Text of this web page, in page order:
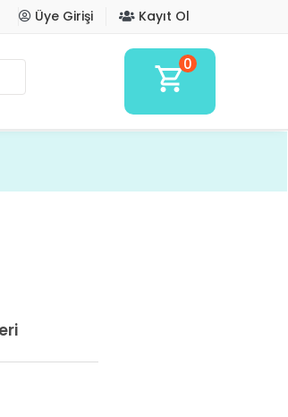
Üye Girişi Kayıt Ol
shopping_cart0